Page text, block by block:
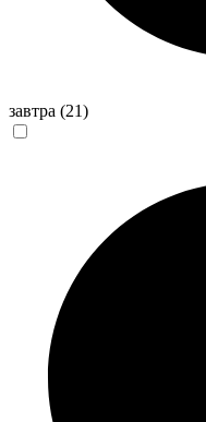
завтра (21)